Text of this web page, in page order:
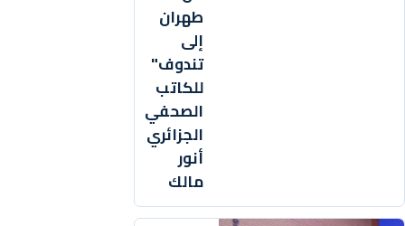
طهران
إلى
تندوف"
للكاتب
الصحفي
الجزائري
أنور
مالك